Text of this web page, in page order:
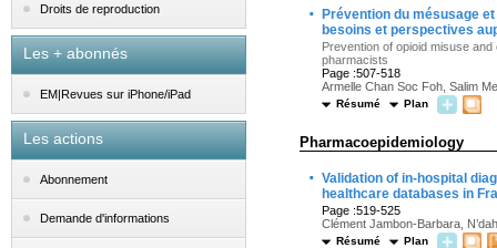
Droits de reproduction
Les + abonnés
EM|Revues sur iPhone/iPad
Les actions
Abonnement
Demande d'informations
·
Prévention du mésusage
besoins et perspectives
Prevention of opioid misuse
pharmacists
Page :507-518
Armelle Chan Soc Foh, Salim
Résumé Plan
Pharmacoepidemiology
· Validation of in-hospital
healthcare databases in
Page :519-525
Clément Jambon-Barbara,
Résumé Plan